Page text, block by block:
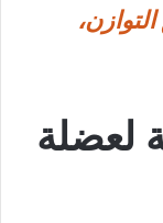
لعضلة